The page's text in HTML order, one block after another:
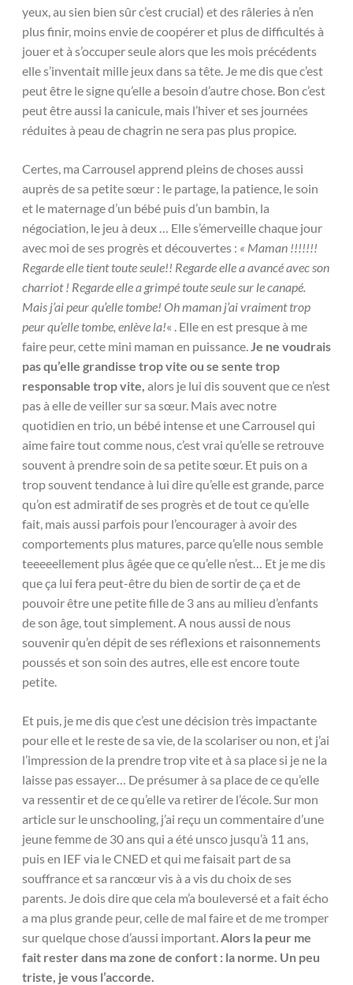
yeux, au sien bien sûr c’est crucial) et des râleries à n’en
plus finir, moins envie de coopérer et plus de difficultés à
jouer et à s’occuper seule alors que les mois précédents
elle s’inventait mille jeux dans sa tête. Je me dis que c’est
peut être le signe qu’elle a besoin d’autre chose. Bon c’est
peut être aussi la canicule, mais l’hiver et ses journées
réduites à peau de chagrin ne sera pas plus propice.
Certes, ma Carrousel apprend pleins de choses aussi
auprès de sa petite sœur : le partage, la patience, le soin
et le maternage d’un bébé puis d’un bambin, la
négociation, le jeu à deux … Elle s’émerveille chaque jour
avec moi de ses progrès et découvertes : « Maman !!!!!!!
Regarde elle tient toute seule!! Regarde elle a avancé avec son
charriot ! Regarde elle a grimpé toute seule sur le canapé.
Mais j’ai peur qu’elle tombe! Oh maman j’ai vraiment trop
peur qu’elle tombe, enlève la!« . Elle en est presque à me
faire peur, cette mini maman en puissance.Je ne voudrais
pas qu’elle grandisse trop vite ou se sente trop
responsable trop vite, alors je lui dis souvent que ce n’est
pas à elle de veiller sur sa sœur. Mais avec notre
quotidien en trio, un bébé intense et une Carrousel qui
aime faire tout comme nous, c’est vrai qu’elle se retrouve
souvent à prendre soin de sa petite sœur. Et puis on a
trop souvent tendance à lui dire qu’elle est grande, parce
qu’on est admiratif de ses progrès et de tout ce qu’elle
fait, mais aussi parfois pour l’encourager à avoir des
comportements plus matures, parce qu’elle nous semble
teeeeellement plus âgée que ce qu’elle n’est… Et je me dis
que ça lui fera peut-être du bien de sortir de ça et de
pouvoir être une petite fille de 3 ans au milieu d’enfants
de son âge, tout simplement. A nous aussi de nous
souvenir qu’en dépit de ses réflexions et raisonnements
poussés et son soin des autres, elle est encore toute
petite.
Et puis, je me dis que c’est une décision très impactante
pour elle et le reste de sa vie, de la scolariser ou non, et j’ai
l’impression de la prendre trop vite et à sa place si je ne la
laisse pas essayer… De présumer à sa place de ce qu’elle
va ressentir et de ce qu’elle va retirer de l’école. Sur mon
article sur le unschooling, j’ai reçu un commentaire d’une
jeune femme de 30 ans qui a été unsco jusqu’à 11 ans,
puis en IEF via le CNED et qui me faisait part de sa
souffrance et sa rancœur vis à a vis du choix de ses
parents. Je dois dire que cela m’a bouleversé et a fait écho
a ma plus grande peur, celle de mal faire et de me tromper
sur quelque chose d’aussi important.Alors la peur me
fait rester dans ma zone de confort : la norme. Un peu
triste, je vous l’accorde.